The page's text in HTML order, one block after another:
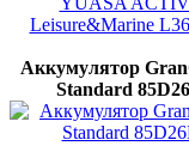
Аккумулятор
Standard